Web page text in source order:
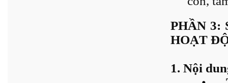
PHẦN 3:
HOẠT
1. Nội